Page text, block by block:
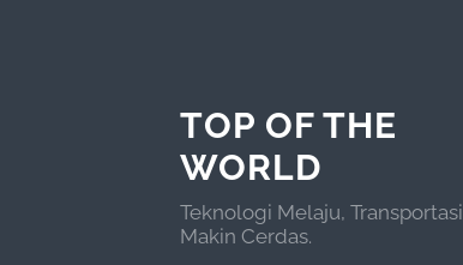
TOP OF THE
WORLD
Teknologi Melaju, Transportasi
Makin Cerdas.